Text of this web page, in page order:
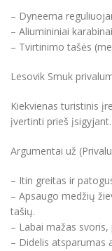
– Dyneema
– Aliumininiai karabinai
– Tvirtinimo tašės
Lesovik Smuk
Kiekvienas turistinis
įvertinti prieš įsigyjant.
Argumentai už
– Itin greitas ir
– Apsaugo medžių
tašių.
– Labai mažas
– Didelis atsparumas